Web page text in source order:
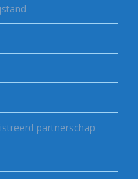
partnerschap